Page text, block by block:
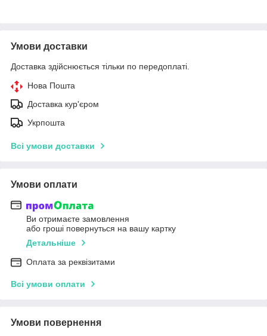
Умови доставки
Доставка здійснюється тільки по передоплаті.
Нова Пошта
Доставка кур'єром
Укрпошта
Всі умови доставки
Умови оплати
Ви отримаєте замовлення
або гроші повернуться на вашу картку
Детальніше
Оплата за реквізитами
Всі умови оплати
Умови повернення